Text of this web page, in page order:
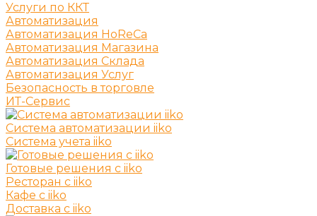
Услуги по ККТ
Автоматизация
Автоматизация HoReCa
Автоматизация Магазина
Автоматизация Склада
Автоматизация Услуг
Безопасность в торговле
ИТ-Сервис
Система автоматизации iiko
Система учета iiko
Готовые решения c iiko
Ресторан с iiko
Кафе с iiko
Доставка с iiko